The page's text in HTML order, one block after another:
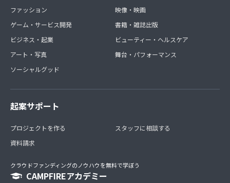
ファッション
ゲーム・サービス開発
ビジネス・起業
アート・写真
ソーシャルグッド
映像・映画
書籍・雑誌出版
ビューティー・ヘルスケア
舞台・パフォーマンス
起案サポート
プロジェクトを作る
資料請求
スタッフに相談する
クラウドファンディングのノウハウを無料で学ぼう
CAMPFIREアカデミー